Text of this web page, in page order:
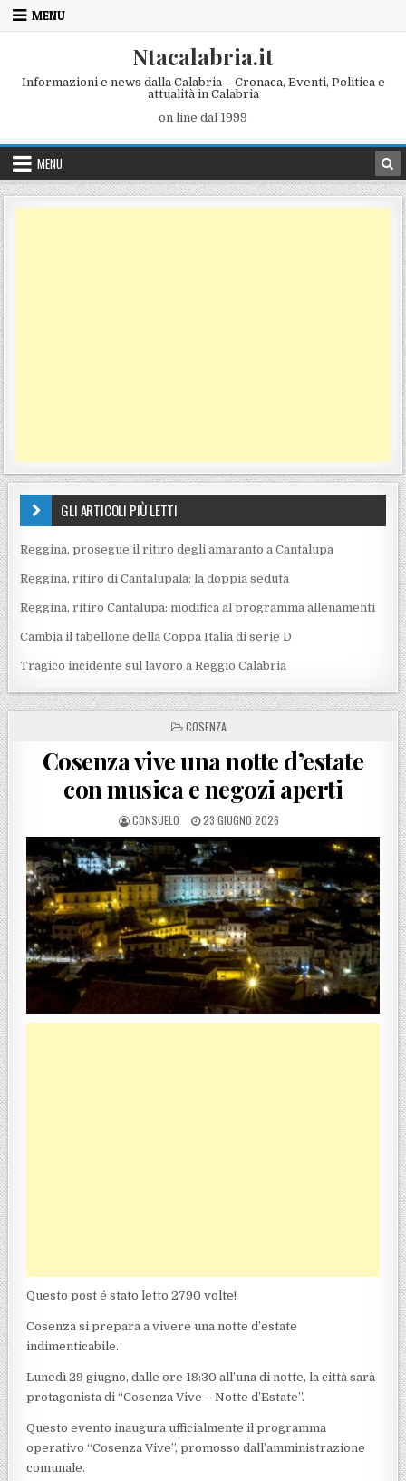
Skip to content
MENU
Ntacalabria.it
Informazioni e news dalla Calabria – Cronaca, Eventi, Politica e
attualità in Calabria
on line dal 1999
MENU
GLI ARTICOLI PIÙ LETTI
Reggina, prosegue il ritiro degli amaranto a Cantalupa
Reggina, ritiro di Cantalupala: la doppia seduta
Reggina, ritiro Cantalupa: modifica al programma allenamenti
Cambia il tabellone della Coppa Italia di serie D
Tragico incidente sul lavoro a Reggio Calabria
POSTED IN
COSENZA
Cosenza vive una notte d’estate
con musica e negozi aperti
POSTED BY
CONSUELO POSTED ON
23 GIUGNO 2026
Questo post é stato letto 2790 volte!
Cosenza si prepara a vivere una notte d’estate
indimenticabile.
Lunedì 29 giugno, dalle ore 18:30 all’una di notte, la città sarà
protagonista di “Cosenza Vive – Notte d’Estate”.
Questo evento inaugura ufficialmente il programma
operativo “Cosenza Vive”, promosso dall’amministrazione
comunale.